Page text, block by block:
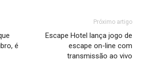
é
Próximo artigo
Escape Hotel lança jogo de
escape on-line com
transmissão ao vivo